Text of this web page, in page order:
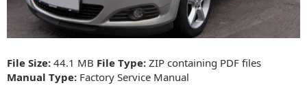
File Size: 44.1 MB File Type: ZIP containing PDF files
Manual Type: Factory Service Manual